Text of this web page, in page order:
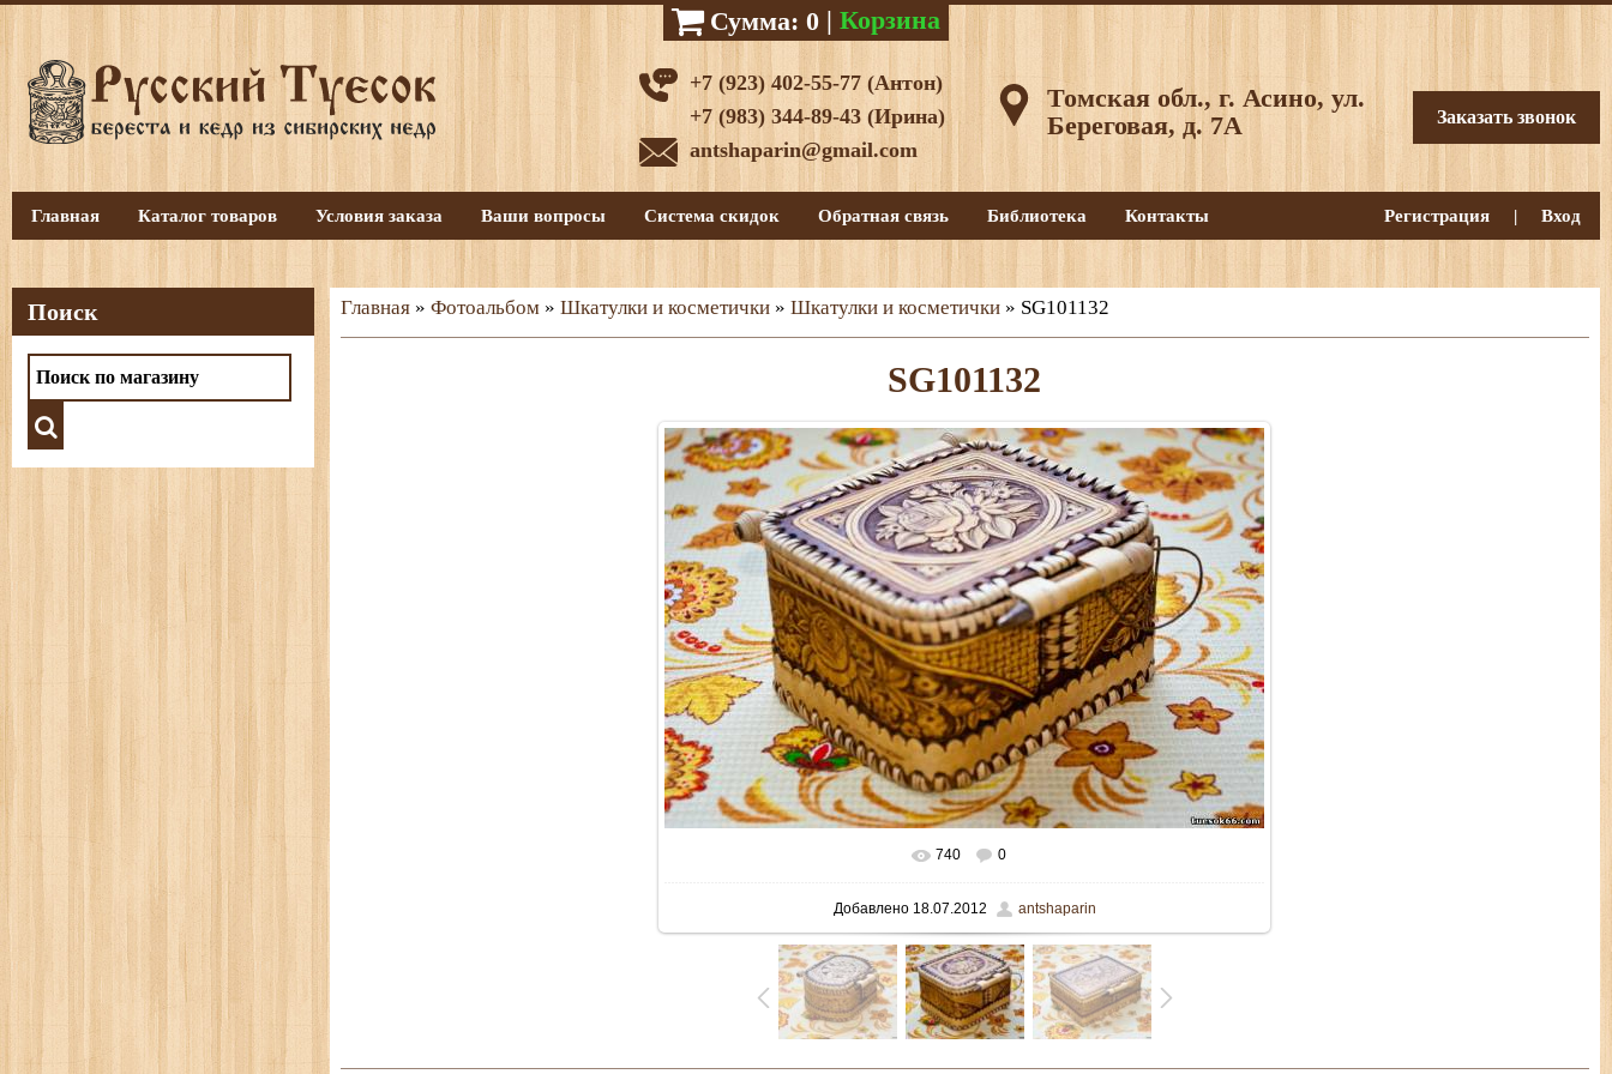
Сумма: 0 | Корзина
Главная Каталог товаров Условия заказа Ваши вопросы Система скидок Обратная связь Библиотека Контакты Регистрация | Вход
+7 (923) 402-55-77 (Антон)
+7 (983) 344-89-43 (Ирина)
antshaparin@gmail.com
Томская обл., г. Асино, ул.
Береговая, д. 7А
Заказать звонок
Главная» Фотоальбом» Шкатулки и косметички» Шкатулки и косметички» SG101132
SG101132
В реальном размере 800x535
740 0
Добавлено18.07.2012 antshaparin
Поиск